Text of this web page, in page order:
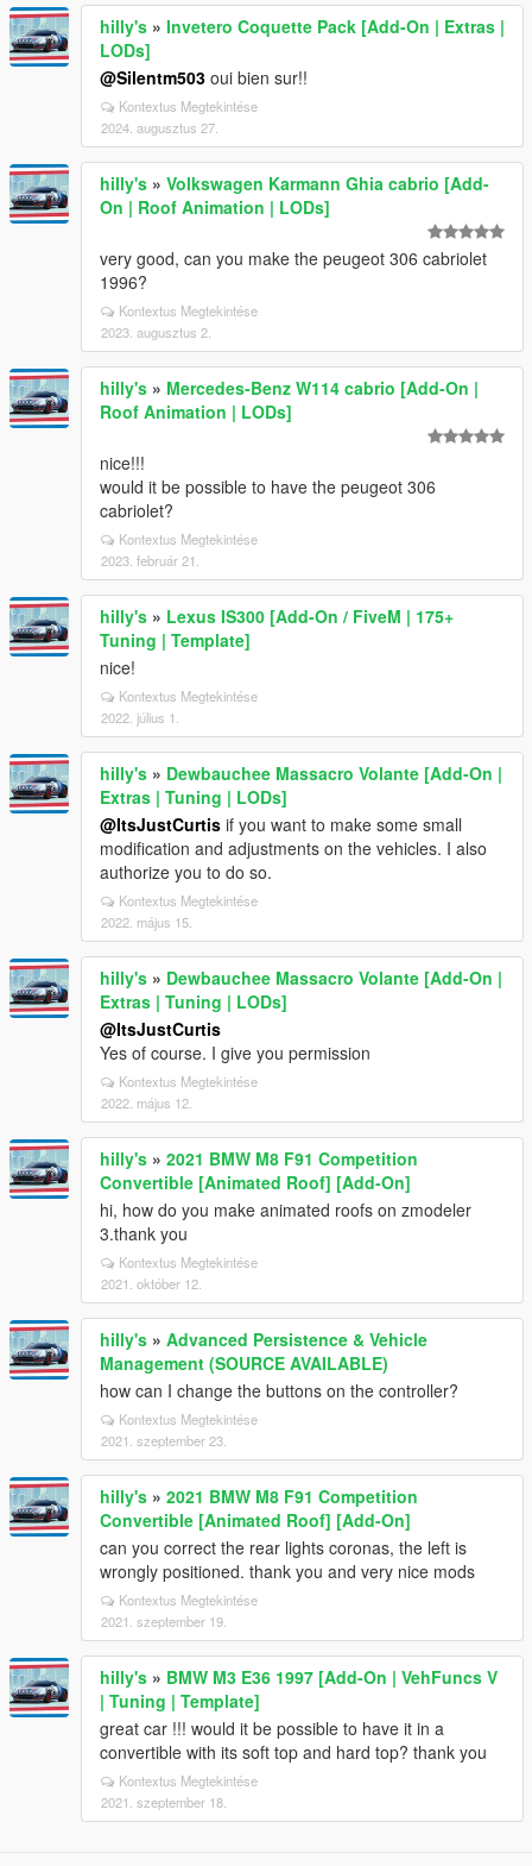
hilly's » Invetero Coquette Pack [Add-On | Extras |
LODs]
@Silentm503 oui bien sur!!
Kontextus Megtekintése
2024. augusztus 27.
hilly's » Volkswagen Karmann Ghia cabrio [Add-
On | Roof Animation | LODs]
very good, can you make the peugeot 306 cabriolet
1996?
Kontextus Megtekintése
2023. augusztus 2.
hilly's » Mercedes-Benz W114 cabrio [Add-On |
Roof Animation | LODs]
nice!!!
would it be possible to have the peugeot 306
cabriolet?
Kontextus Megtekintése
2023. február 21.
hilly's » Lexus IS300 [Add-On / FiveM | 175+
Tuning | Template]
nice!
Kontextus Megtekintése
2022. július 1.
hilly's » Dewbauchee Massacro Volante [Add-On |
Extras | Tuning | LODs]
@ItsJustCurtis if you want to make some small
modification and adjustments on the vehicles. I also
authorize you to do so.
Kontextus Megtekintése
2022. május 15.
hilly's » Dewbauchee Massacro Volante [Add-On |
Extras | Tuning | LODs]
@ItsJustCurtis
Yes of course. I give you permission
Kontextus Megtekintése
2022. május 12.
hilly's » 2021 BMW M8 F91 Competition
Convertible [Animated Roof] [Add-On]
hi, how do you make animated roofs on zmodeler
3.thank you
Kontextus Megtekintése
2021. október 12.
hilly's » Advanced Persistence & Vehicle
Management (SOURCE AVAILABLE)
how can I change the buttons on the controller?
Kontextus Megtekintése
2021. szeptember 23.
hilly's » 2021 BMW M8 F91 Competition
Convertible [Animated Roof] [Add-On]
can you correct the rear lights coronas, the left is
wrongly positioned. thank you and very nice mods
Kontextus Megtekintése
2021. szeptember 19.
hilly's » BMW M3 E36 1997 [Add-On | VehFuncs V
| Tuning | Template]
great car !!! would it be possible to have it in a
convertible with its soft top and hard top? thank you
Kontextus Megtekintése
2021. szeptember 18.